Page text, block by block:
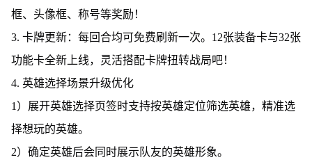
框、头像框、称号等奖励！
3. 卡牌更新：每回合均可免费刷新一次。12张装备卡与32张
功能卡全新上线，灵活搭配卡牌扭转战局吧！
4. 英雄选择场景升级优化
1）展开英雄选择页签时支持按英雄定位筛选英雄，精准选
择想玩的英雄。
2）确定英雄后会同时展示队友的英雄形象。